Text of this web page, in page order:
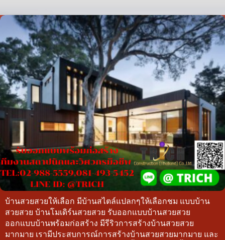
บ้านสวยสวยให้เลือก มีบ้านสไตล์แปลกๆให้เลือกชม แบบบ้าน
สวยสวย บ้านโมเดิร์นสวยสวย รับออกแบบบ้านสวยสวย
ออกแบบบ้านพร้อมก่อสร้าง มีรีริวการสร้างบ้านสวยสวย
มากมาย เรามีประสบการณ์การสร้างบ้านสวยสวยมากมาย และ